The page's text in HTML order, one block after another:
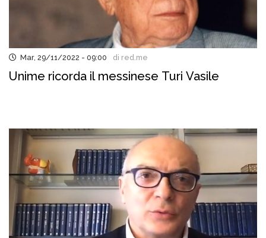
Mar, 29/11/2022 - 09:00 di red.me
Unime ricorda il messinese Turi Vasile